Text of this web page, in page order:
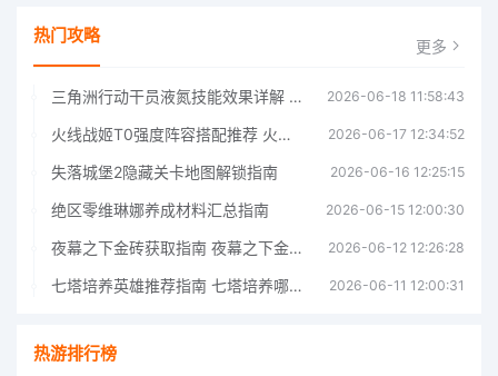
热门攻略 更多
三角洲行动干员液氮技能效果详解 三角洲行动干员液氮技能介绍 2026-06-18 11:58:43
火线战姬T0强度阵容搭配推荐 火线战姬T0强度阵容哪个好 2026-06-17 12:34:52
失落城堡2隐藏关卡地图解锁指南 2026-06-16 12:25:15
绝区零维琳娜养成材料汇总指南 2026-06-15 12:00:30
夜幕之下金砖获取指南 夜幕之下金砖获取方法 2026-06-12 12:26:28
七塔培养英雄推荐指南 七塔培养哪个英雄好 2026-06-11 12:00:31
热游排行榜